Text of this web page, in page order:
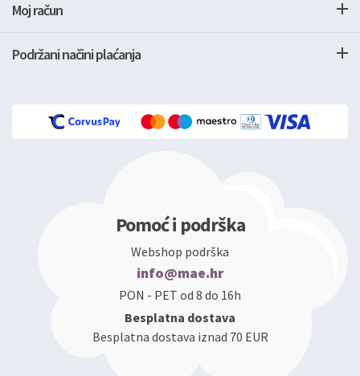
Moj račun
Podržani načini plaćanja
Pomoć i podrška
Webshop podrška
info@mae.hr
PON - PET od 8 do 16h
Besplatna dostava
Besplatna dostava iznad 70 EUR